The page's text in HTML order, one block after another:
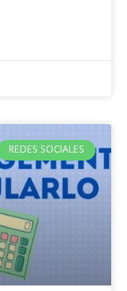
REDES SOCIALES